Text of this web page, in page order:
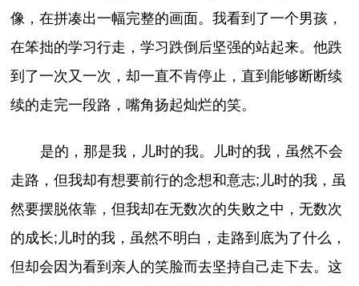
像，在拼凑出一幅完整的画面。我看到了一个男孩，
在笨拙的学习行走，学习跌倒后坚强的站起来。他跌
到了一次又一次，却一直不肯停止，直到能够断断续
续的走完一段路，嘴角扬起灿烂的笑。
是的，那是我，儿时的我。儿时的我，虽然不会
走路，但我却有想要前行的念想和意志;儿时的我，虽
然要摆脱依靠，但我却在无数次的失败之中，无数次
的成长;儿时的我，虽然不明白，走路到底为了什么，
但却会因为看到亲人的笑脸而去坚持自己走下去。这